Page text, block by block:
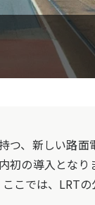
、新しい路
の導入とな
こでは、LRT